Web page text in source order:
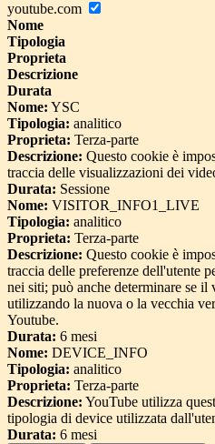
youtube.com
Nome
Tipologia
Proprieta
Descrizione
Durata
Nome: YSC
Tipologia: analitico
Proprieta: Terza-parte
Descrizione: Questo cookie è
traccia delle visualizzazioni dei
Durata: Sessione
Nome: VISITOR_INFO1_LIVE
Tipologia: analitico
Proprieta: Terza-parte
Descrizione: Questo cookie è
traccia delle preferenze dell'utente
nei siti; può anche determinare se il
utilizzando la nuova o la vecchia
Youtube.
Durata: 6 mesi
Nome: DEVICE_INFO
Tipologia: analitico
Proprieta: Terza-parte
Descrizione: YouTube utilizza
tipologia di device utilizzata
Durata: 6 mesi